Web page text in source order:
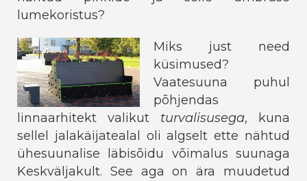
lumekoristus?
Miks just need
küsimused?
Vaatesuuna puhul
põhjendas
linnaarhitekt valikut turvalisusega, kuna
sellel jalakäijatealal oli algselt ette nähtud
ühesuunalise läbisõidu võimalus suunaga
Keskväljakult. See aga on ära muudetud